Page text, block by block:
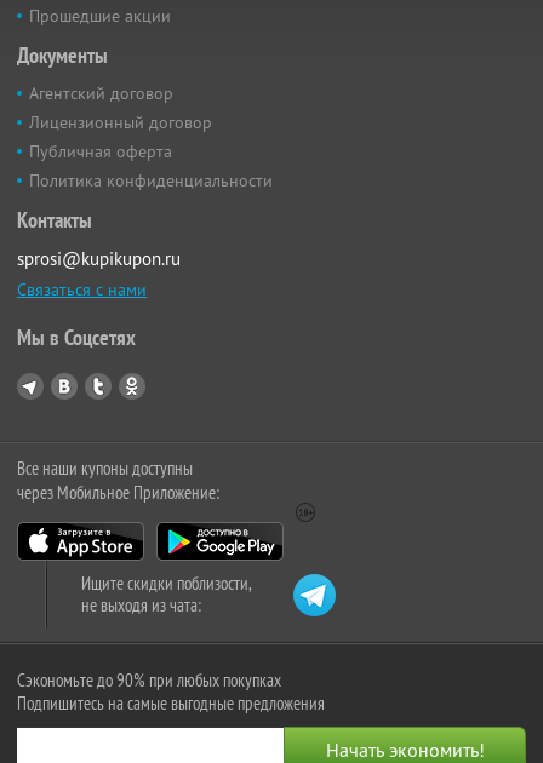
Прошедшие акции
Документы
Агентский договор
Лицензионный договор
Публичная оферта
Политика конфиденциальности
Контакты
sprosi@kupikupon.ru
Связаться с нами
Мы в Соцсетях
Все наши купоны доступны
через Мобильное Приложение:
Ищите скидки поблизости,
не выходя из чата:
Сэкономьте до 90% при любых покупках
Подпишитесь на самые выгодные предложения